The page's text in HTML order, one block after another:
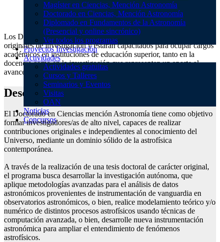
Magíster en Ciencias, Mención Astronomía
Doctorado en Ciencias, Mención Astronomía
Diplomado en Fundamentos de la Astronomía
(Presencial y online sincrónico)
Ver todos los programas
Proyectos Investigación
Actividades
Actividades gratuitas
Cursos y Talleres
Seminarios y Eventos
Visitas
OAN
Noticias
Concursos
Astronomía
Los Doctores formados por el Programa podrán realizar aportes
originales de investigación y estarán capacitados para ocupar cargos
académicos en instituciones de educación superior, tanto en la
docencia como en la investigación que representen un aporte al
avance de esta disciplina científica.
Descripción del programa
El Doctorado en Ciencias mención Astronomía tiene como objetivo
formar investigadores/as de alto nivel, capaces de realizar
contribuciones originales e independientes al conocimiento del
Universo, mediante un dominio sólido de la astrofísica
contemporánea.
A través de la realización de una tesis doctoral de carácter original,
el programa busca desarrollar la investigación autónoma, que
aplique metodologías avanzadas para el análisis de datos
astronómicos provenientes de instrumentación de vanguardia en
observatorios astronómicos, o bien, realice modelamiento teórico y/o
numérico de distintos procesos astrofísicos usando técnicas de
computación avanzada, o bien, desarrolle nueva instrumentación
astronómica para ampliar el entendimiento de fenómenos
astrofísicos.